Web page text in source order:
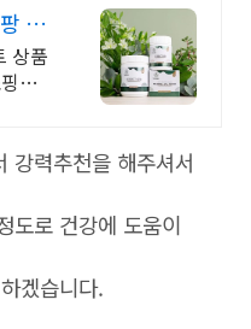
금
상품
몰
강력추천을 해주셔서
도로 건강에 도움이
겠습니다.